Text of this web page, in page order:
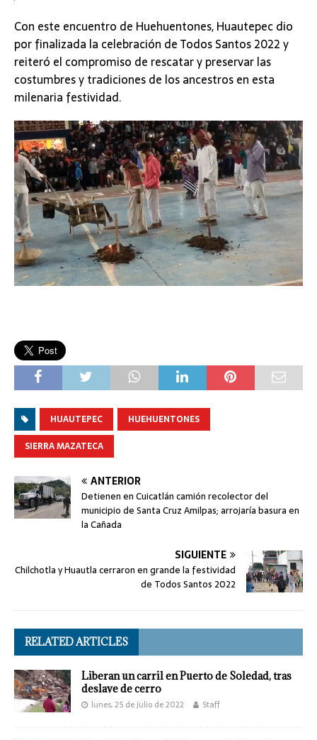
Con este encuentro de Huehuentones, Huautepec dio
por finalizada la celebración de Todos Santos 2022 y
reiteró el compromiso de rescatar y preservar las
costumbres y tradiciones de los ancestros en esta
milenaria festividad.
HUAUTEPEC
HUEHUENTONES
SIERRA MAZATECA
ANTERIOR
Detienen en Cuicatlán camión recolector del
municipio de Santa Cruz Amilpas; arrojaría basura en
la Cañada
SIGUIENTE
Chilchotla y Huautla cerraron en grande la festividad
de Todos Santos 2022
RELATED ARTICLES
Liberan un carril en Puerto de Soledad, tras
deslave de cerro
lunes, 25 de julio de 2022 Staff